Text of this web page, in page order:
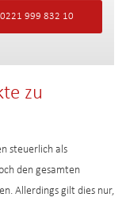
0221 999 832 10
zu
steuerlich als
den gesamten
Allerdings gilt dies nur,